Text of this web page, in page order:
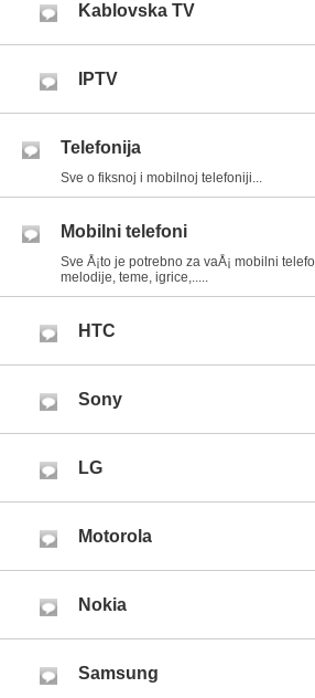
Kablovska TV
IPTV
Telefonija
Sve o fiksnoj i mobilnoj telefoniji...
Mobilni telefoni
Sve Å¡to je potrebno za vaÅ¡ mobilni
melodije, teme, igrice,.....
HTC
Sony
LG
Motorola
Nokia
Samsung